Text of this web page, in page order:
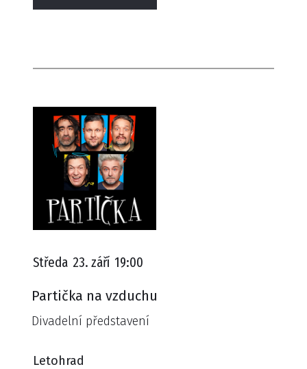
Středa 23. září 19:00
Partička na vzduchu
Divadelní představení
Letohrad